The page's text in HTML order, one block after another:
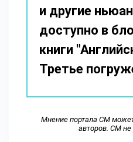
и другие
доступно в
книги
Третье
Мнение портала СМ
авторов. СМ не